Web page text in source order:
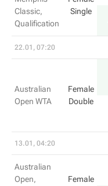
Classic,
Qualification
Single
22.01, 07:20
Australian
Open WTA
Female
Double
13.01, 04:20
Australian
Open,
Female